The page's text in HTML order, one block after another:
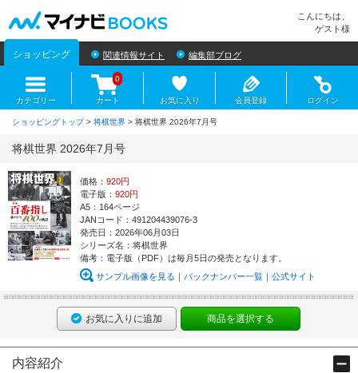
こんにちは、
ゲスト様
ショッピング 関連情報サイト 編集部ブログ
カテゴリー カート
0
お気に入り 会員登録 ログイン
ショッピングトップ> 将棋世界 > 将棋世界 2026年7月号
将棋世界 2026年7月号
価格： 920円
電子版： 920円
A5：164ページ
JANコード：491204439076-3
発売日：2026年06月03日
シリーズ名：将棋世界
備考：電子版（PDF）は毎月5日の発売となります。
サンプル画像を見る
バックナンバー一覧 公式サイト
お気に入りに追加 商品を選択する
内容紹介